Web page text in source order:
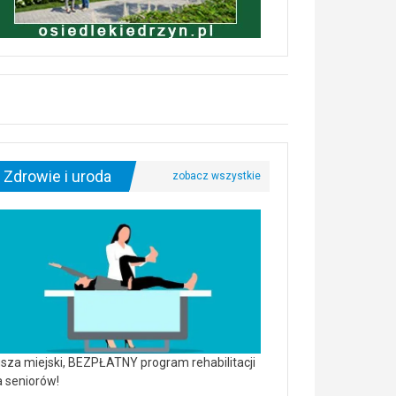
Zdrowie i uroda
miejski, BEZPŁATNY program rehabilitacji
seniorów!